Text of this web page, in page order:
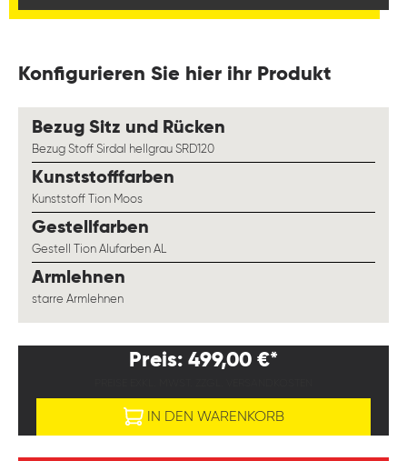
Konfigurieren Sie hier ihr Produkt
Bezug Sitz und Rücken
Bezug Stoff Sirdal hellgrau SRD120
Kunststofffarben
Kunststoff Tion Moos
Gestellfarben
Gestell Tion Alufarben AL
Armlehnen
starre Armlehnen
Preis: 499,00 €*
IN DEN WARENKORB